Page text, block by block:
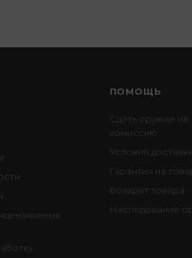
ПОМОЩЬ
Сдать оружие на
комиссию
Условия
Гарантия на
Возврат товара
Наследование